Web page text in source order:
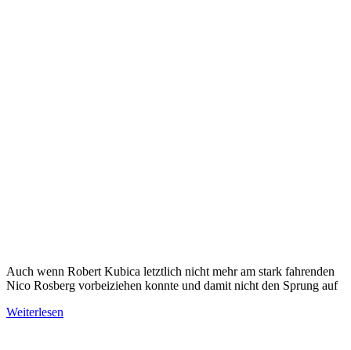
Auch wenn Robert Kubica letztlich nicht mehr am stark fahrenden
Nico Rosberg vorbeiziehen konnte und damit nicht den Sprung auf
Weiterlesen